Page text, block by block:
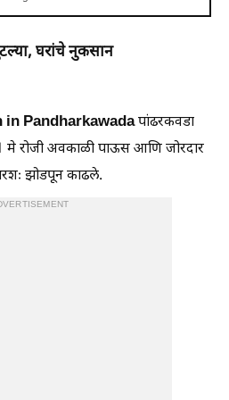
घरांचे नुकसान
in Pandharkawadaपांढरकवडा
मे रोजी अवकाळी पाऊस आणि जोरदार
झोडपून काढले.